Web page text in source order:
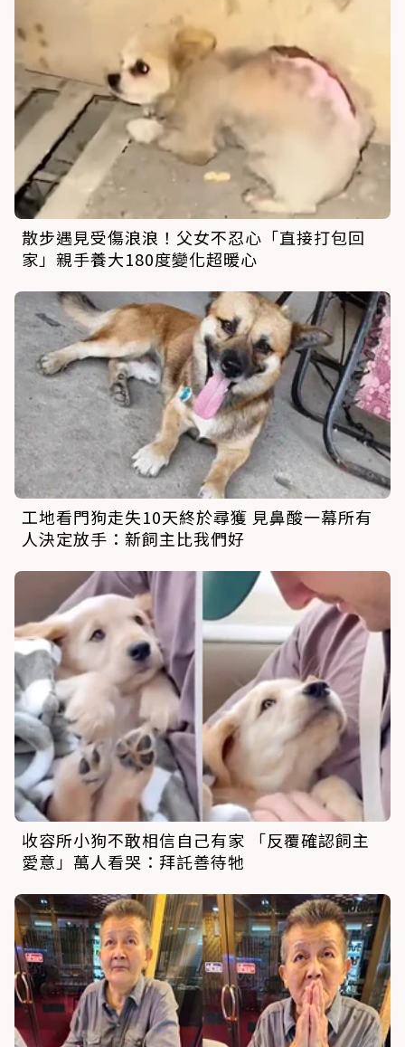
散步遇見受傷浪浪！父女不忍心「直接打包回
家」親手養大180度變化超暖心
工地看門狗走失10天終於尋獲 見鼻酸一幕所有
人決定放手：新飼主比我們好
收容所小狗不敢相信自己有家 「反覆確認飼主
愛意」萬人看哭：拜託善待牠